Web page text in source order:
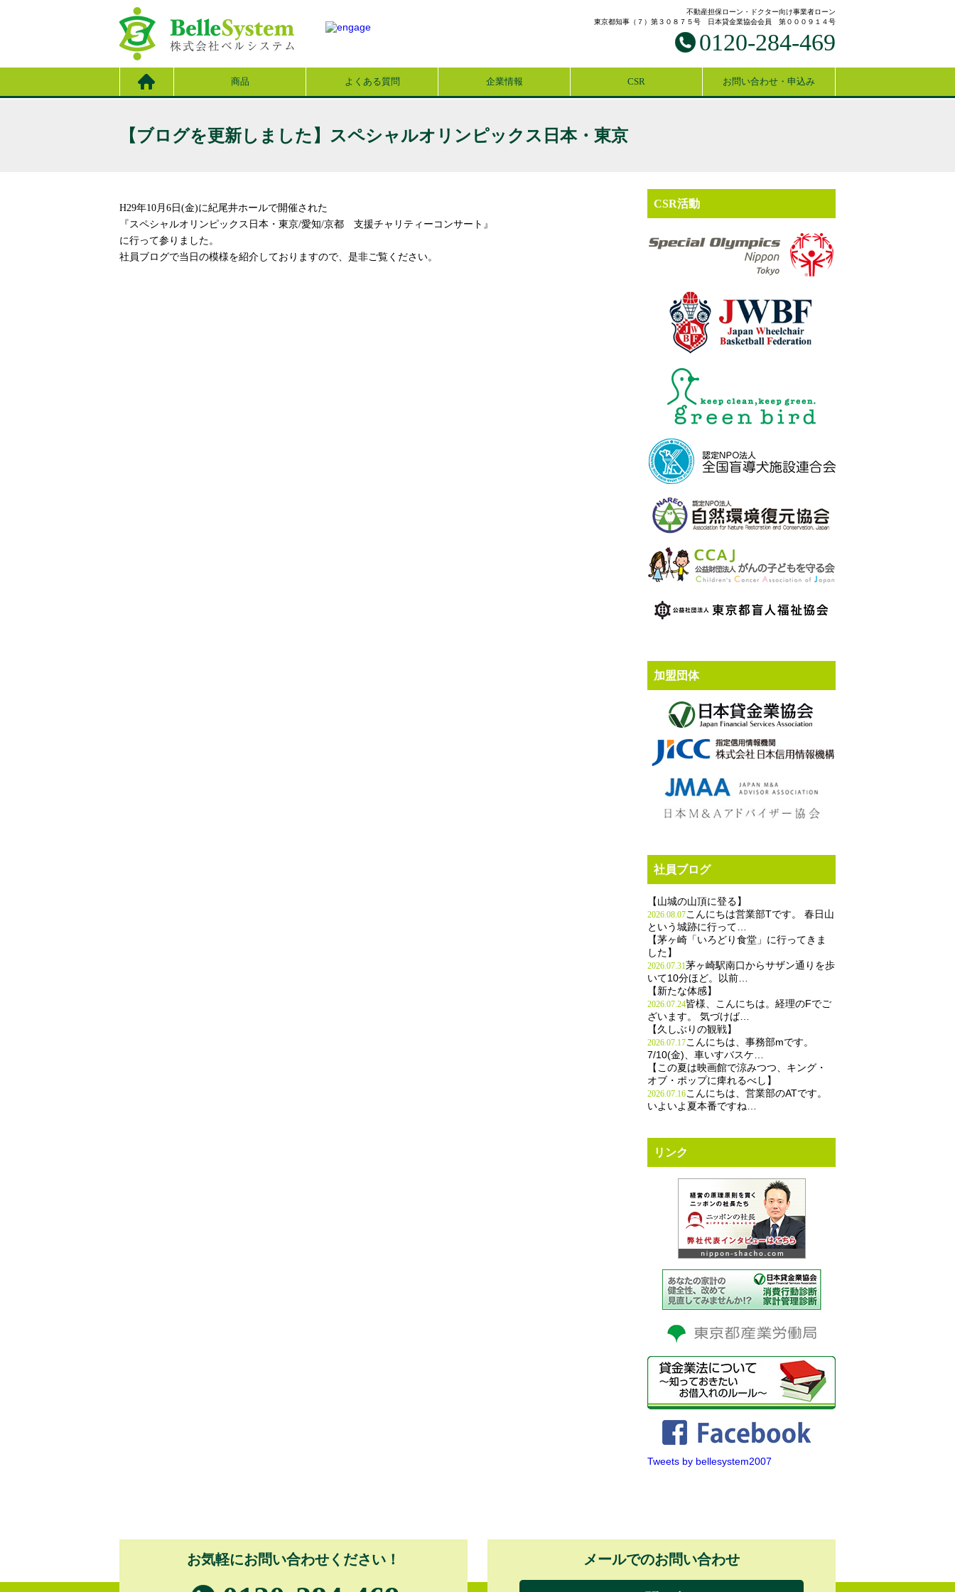
不動産担保ローン・ドクター向け事業者ローン
東京都知事（７）第３０８７５号 日本貸金業協会会員 第０００９１４号
0120-284-469
商品 よくある質問 企業情報 CSR お問い合わせ・申込み
【ブログを更新しました】スペシャルオリンピックス日本・東京
H29年10月6日(金)に紀尾井ホールで開催された
『スペシャルオリンピックス日本・東京/愛知/京都 支援チャリティーコンサート』
に行って参りました。
社員ブログで当日の模様を紹介しておりますので、是非ご覧ください。
CSR活動
加盟団体
社員ブログ
【山城の山頂に登る】
2026.08.07こんにちは営業部Tです。 春日山
という城跡に行って…
【茅ヶ崎「いろどり食堂」に行ってきま
した】
2026.07.31茅ヶ崎駅南口からサザン通りを歩
いて10分ほど。以前…
【新たな体感】
2026.07.24皆様、こんにちは。経理のFでご
ざいます。 気づけば…
【久しぶりの観戦】
2026.07.17こんにちは、事務部mです。
7/10(金)、車いすバスケ…
【この夏は映画館で涼みつつ、キング・
オブ・ポップに痺れるべし】
2026.07.16こんにちは、営業部のATです。
いよいよ夏本番ですね…
リンク
Tweets by bellesystem2007
お気軽にお問い合わせください！ メールでのお問い合わせ